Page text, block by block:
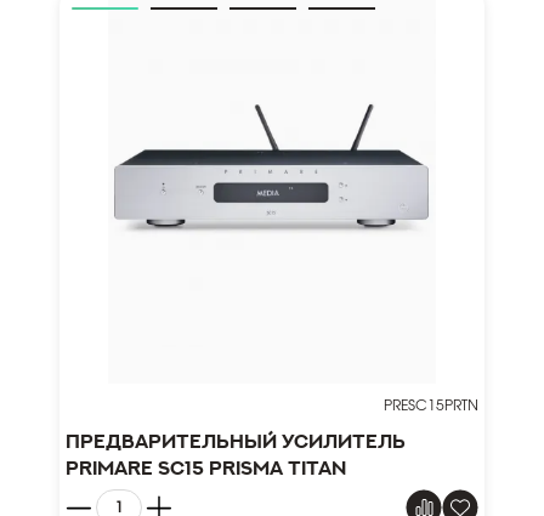
PRESC15PRTN
Предварительный усилитель
Primare SC15 Prisma Titan